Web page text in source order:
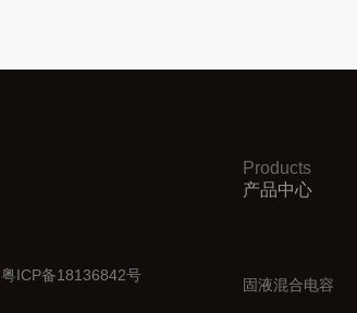
粤ICP备18136842号
Products
产品中心
固液混合电容